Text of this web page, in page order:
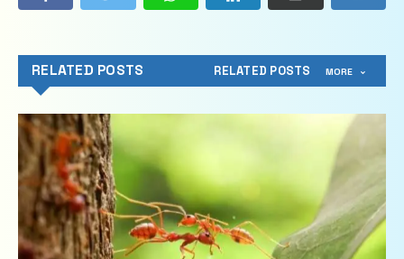
RELATED POSTS RELATED POSTS MORE